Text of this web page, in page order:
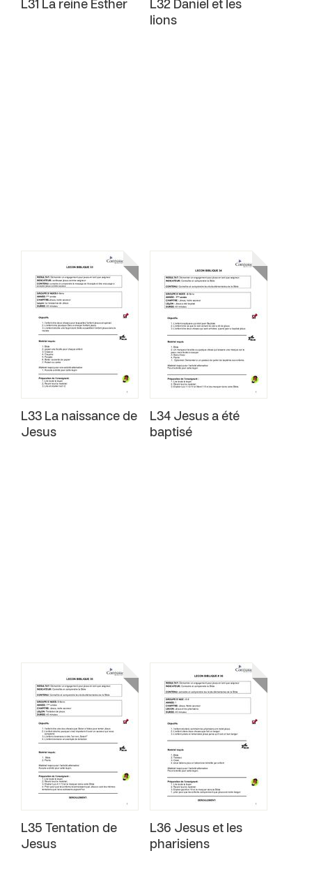
L31 La reine Esther
L32 Daniel et les
lions
L33 La naissance de
Jesus
L34 Jesus a été
baptisé
L35 Tentation de
Jesus
L36 Jesus et les
pharisiens